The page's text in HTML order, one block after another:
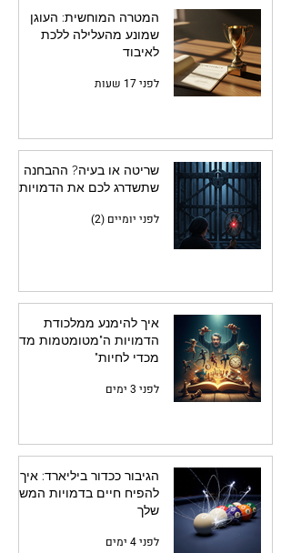
המטרה המוחשית: העוגן
שמונע מהעלילה ללכת
לאיבוד
לפני 17 שעות
שריטה או בעיה? ההבחנה
שתשדרג לכם את הדמויות
לפני יומיים (2)
איך להימנע ממלכודת
הדמויות ה"מטומטמות מדי
מכדי לחיות"
לפני 3 ימים
הגיבור ככדור ביליארד: איך
להפיח חיים בדמויות המשנה
שלך
לפני 4 ימים